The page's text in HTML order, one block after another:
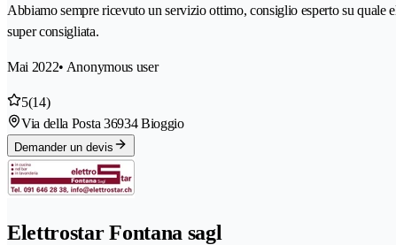
Abbiamo sempre ricevuto un servizio ottimo, consiglio esperto su quale
super consigliata.
Mai 2022• Anonymous user
5(14)
Via della Posta 36934 Bioggio
Demander un devis
Elettrostar Fontana sagl